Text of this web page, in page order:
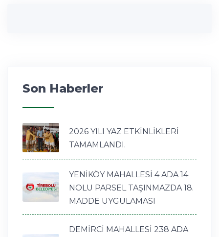
Son Haberler
2026 YILI YAZ ETKİNLİKLERİ
TAMAMLANDI.
YENİKÖY MAHALLESİ 4 ADA 14
NOLU PARSEL TAŞINMAZDA 18.
MADDE UYGULAMASI
DEMİRCİ MAHALLESİ 238 ADA